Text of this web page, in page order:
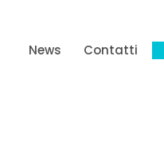
News Contatti